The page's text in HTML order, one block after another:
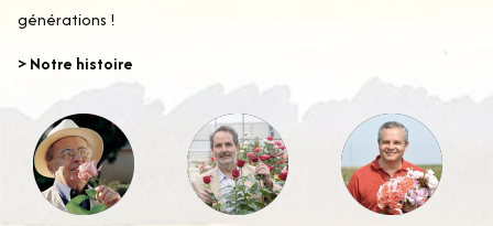
générations !
> Notre histoire